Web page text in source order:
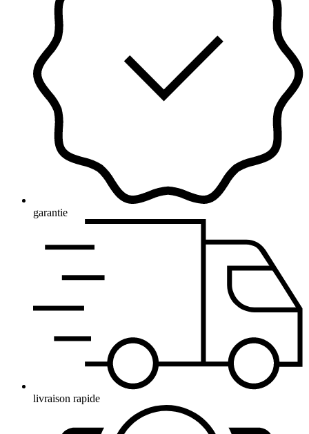
garantie
livraison rapide